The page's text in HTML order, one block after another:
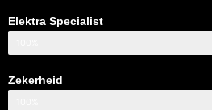
Elektra Specialist
Zekerheid